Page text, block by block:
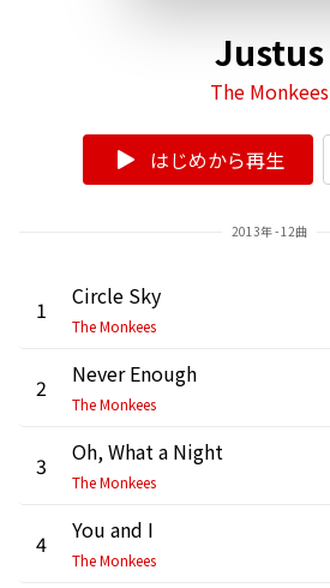
Justus
The Monkees
はじめから再生
2013年 - 12曲
1 Circle Sky
The Monkees
2 Never Enough
The Monkees
3 Oh, What a Night
The Monkees
4 You and I
The Monkees